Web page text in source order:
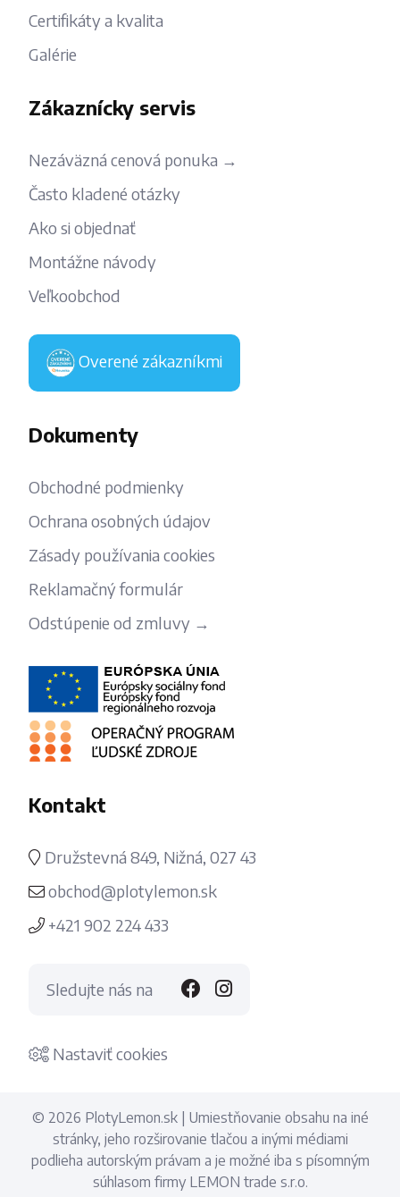
Certifikáty a kvalita
Galérie
Zákaznícky servis
Nezáväzná cenová ponuka →
Často kladené otázky
Ako si objednať
Montážne návody
Veľkoobchod
Overené zákazníkmi
Dokumenty
Obchodné podmienky
Ochrana osobných údajov
Zásady používania cookies
Reklamačný formulár
Odstúpenie od zmluvy →
Kontakt
Družstevná 849, Nižná, 027 43
obchod@plotylemon.sk
+421 902 224 433
Sledujte nás na
Nastaviť cookies
© 2026 PlotyLemon.sk | Umiestňovanie obsahu na iné
stránky, jeho rozširovanie tlačou a inými médiami
podlieha autorským právam a je možné iba s písomným
súhlasom firmy LEMON trade s.r.o.